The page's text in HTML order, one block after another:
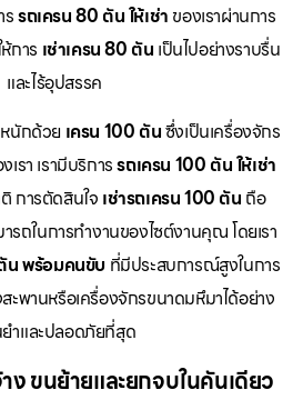
รถเครน 80 ตัน ให้เช่า ของเราผ่านการ
การ เช่าเครน 80 ตัน เป็นไปอย่างราบรื่น
และไร้อุปสรรค
นักด้วย เครน 100 ตันซึ่งเป็นเครื่องจักร
รา เรามีบริการรถเครน 100 ตัน ให้เช่า
การตัดสินใจ เช่ารถเครน 100 ตัน ถือ
รถในการทำงานของไซต์งานคุณ โดยเรา
น พร้อมคนขับ ที่มีประสบการณ์สูงในการ
ะพานหรือเครื่องจักรขนาดมหึมาได้อย่าง
ำและปลอดภัยที่สุด
ง ขนย้ายและยกจบในคันเดียว